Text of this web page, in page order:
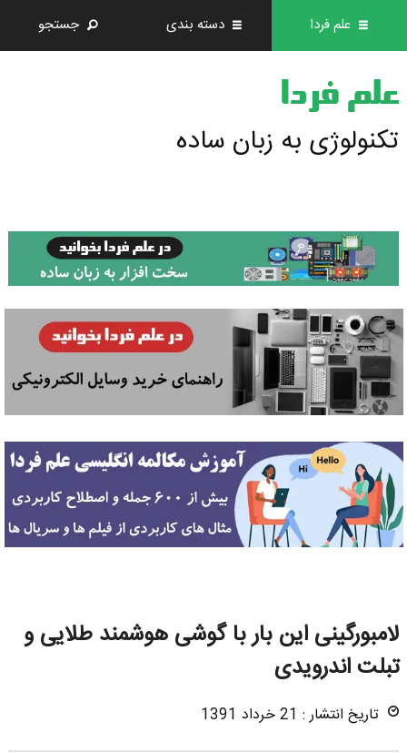
علم فردا دسته بندی جستجو
علم فردا
تکنولوژی به زبان ساده
لامبورگینی این بار با گوشی هوشمند طلایی و
تبلت اندرویدی
تاریخ انتشار : 21 خرداد 1391